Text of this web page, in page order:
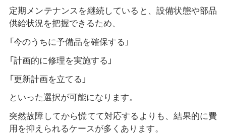
定期メンテナンスを継続していると、設備状態や部品
供給状況を把握できるため、
「今のうちに予備品を確保する」
「計画的に修理を実施する」
「更新計画を立てる」
といった選択が可能になります。
突然故障してから慌てて対応するよりも、結果的に費
用を抑えられるケースが多くあります。